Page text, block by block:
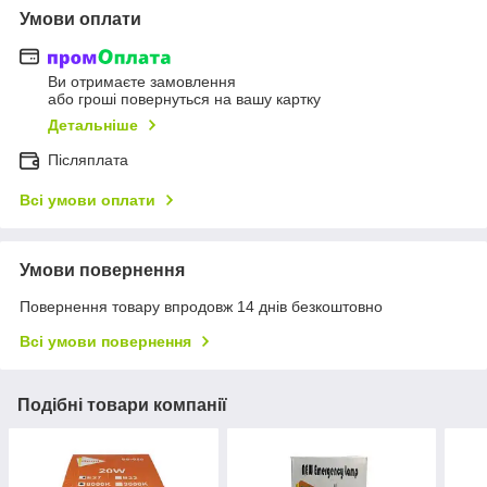
Умови оплати
Ви отримаєте замовлення
або гроші повернуться на вашу картку
Детальніше
Післяплата
Всі умови оплати
Умови повернення
Повернення товару впродовж 14 днів безкоштовно
Всі умови повернення
Подібні товари компанії